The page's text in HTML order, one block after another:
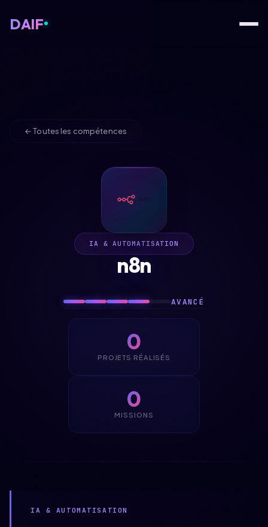
DAIF
← Toutes les compétences
IA & AUTOMATISATION
n8n
AVANCÉ
0
PROJETS RÉALISÉS
0
MISSIONS
IA & AUTOMATISATION